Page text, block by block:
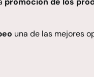
una de las mejores